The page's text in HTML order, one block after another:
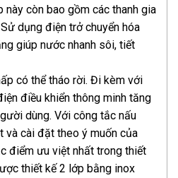
này còn bao gồm các thanh gia
dụng điện trở chuyển hóa
giúp nước nhanh sôi, tiết
có thể tháo rời. Đi kèm với
điều khiển thông minh tăng
dùng. Với công tắc nấu
và cài đặt theo ý muốn của
điểm ưu việt nhất trong thiết
thiết kế 2 lớp bằng inox